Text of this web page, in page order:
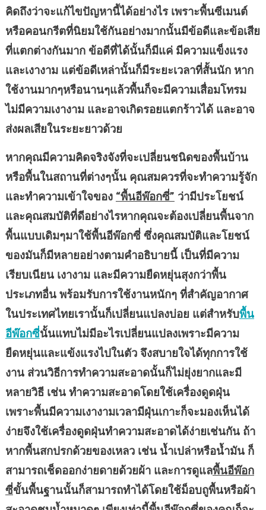
คิดถึงว่าจะแก้ไขปัญหานี้ได้อย่างไร เพราะพื้นซีเมนต์
หรือคอนกรีตที่นิยมใช้กันอย่างมากนั้นมีข้อดีและข้อเสีย
ที่แตกต่างกันมาก ข้อดีที่ได้นั้นก็มีแค่ มีความแข็งแรง
และเงางาม แต่ข้อดีเหล่านั้นก็มีระยะเวลาที่สั้นนัก หาก
ใช้งานมากๆหรือนานๆแล้วพื้นก็จะมีความเสื่อมโทรม
ไม่มีความเงางาม และอาจเกิดรอยแตกร้าวได้ และอาจ
ส่งผลเสียในระยะยาวด้วย
หากคุณมีความคิดจริงจังที่จะเปลี่ยนชนิดของพื้นบ้าน
หรือพื้นในสถานที่ต่างๆนั้น คุณสมควรที่จะทำความรู้จัก
และทำความเข้าใจของ “พื้นอีพ๊อกซี่” ว่ามีประโยชน์
และคุณสมบัติที่ดีอย่างไรหากคุณจะต้องเปลี่ยนพื้นจาก
พื้นแบบเดิมๆมาใช้พื้นอีพ๊อกซี่ ซึ่งคุณสมบัติและโยชน์
ของมันก็มีหลายอย่างตามคำอธิบายนี้ เป็นที่มีความ
เรียบเนียน เงางาม และมีความยืดหยุ่นสุงกว่าพื้น
ประเภทอื่น พร้อมรับการใช้งานหนักๆ ที่สำคัญอากาศ
ในประเทศไทยเรานั้นก็เปลี่ยนแปลงบ่อย แต่สำหรับพื้น
อีพ๊อกซี่นั้นแทบไม่มีอะไรเปลี่ยนแปลงเพราะมีความ
ยืดหยุ่นและแข้งแรงไปในตัว จึงสบายใจได้ทุกการใช้
งาน ส่วนวิธีการทำความสะอาดนั้นก็ไม่ยุ่งยากและมี
หลายวิธี เช่น ทำความสะอาดโดยใช้เครื่องดูดฝุ่น
เพราะพื้นมีความเงางามเวลามีฝุ่นเกาะก็จะมองเห็นได้
ง่ายจึงใช้เครื่องดูดฝุ่นทำความสะอาดได้ง่ายเช่นกัน ถ้า
หากพื้นสกปรกด้วยของเหลว เช่น น้ำเปล่าหรือน้ำมัน ก็
สามารถเช็ดออกง่ายดายด้วยผ้า และการดูแลพื้นอีพ๊อก
ซี่ขั้นพื้นฐานนั้นก็สามารถทำได้โดยใช้ม็อบถูพื้นหรือผ้า